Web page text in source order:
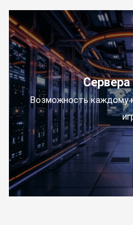
Возможность каждому